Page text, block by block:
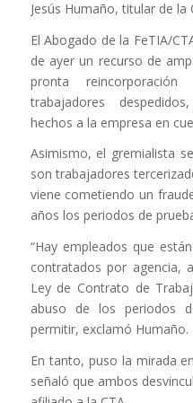
Jesús Humaño, titular de la
El Abogado de la FeTIA/
de ayer un recurso de
pronta
trabajadores
hechos a la empresa en
Asimismo, el gremialista
son trabajadores
viene cometiendo un
años los periodos de
“Hay empleados que
contratados por agencia,
Ley de Contrato de
abuso de los periodos
permitir, exclamó Humaño.
En tanto, puso la mirada
señaló que ambos